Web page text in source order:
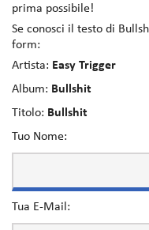
prima possibile!
Se conosci il testo di
form:
Artista: Easy Trigger
Album: Bullshit
Titolo: Bullshit
Tuo Nome:
Tua E-Mail: